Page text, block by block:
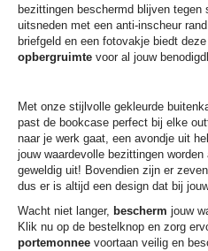
bezittingen beschermd blijven
uitsneden met een anti-inscheur
briefgeld en een fotovakje biedt
opbergruimte voor al jouw
Met onze stijlvolle gekleurde
past de bookcase perfect bij elke
naar je werk gaat, een avondje uit
jouw waardevolle bezittingen worden
geweldig uit! Bovendien zijn er
dus er is altijd een design dat bij
Wacht niet langer, bescherm jouw
Klik nu op de bestelknop en zorg
portemonnee voortaan veilig en